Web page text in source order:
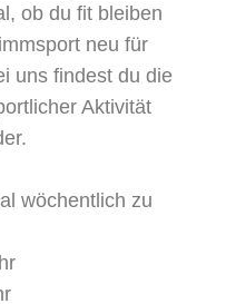
ob du fit bleiben
neu für
uns findest du die
Aktivität
wöchentlich zu